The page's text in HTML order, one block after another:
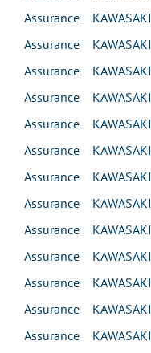
Assurance
Assurance
Assurance
Assurance
Assurance
Assurance
Assurance
Assurance
Assurance
Assurance
Assurance
Assurance
Assurance